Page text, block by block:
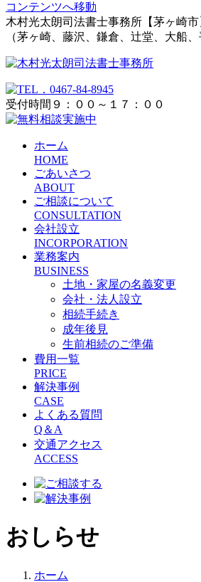
コンテンツへ移動
木村光太朗司法書士事務所【茅ヶ崎
（茅ヶ崎、藤沢、鎌倉、辻堂、大船
受付時間９：００～１７：００
ホーム
HOME
ごあいさつ
ABOUT
ご相談について
CONSULTATION
会社設立
INCORPORATION
業務案内
BUSINESS
土地・家屋の名義変更
会社・法人設立
相続手続き
成年後見
生前相続のご準備
費用一覧
PRICE
解決事例
CASE
よくある質問
Q＆A
交通アクセス
ACCESS
おしらせ
ホーム